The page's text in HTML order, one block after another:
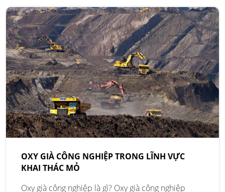
OXY GIÀ CÔNG NGHIỆP TRONG LĨNH VỰC
KHAI THÁC MỎ
Oxy già công nghiệp là gì? Oxy già công nghiệp